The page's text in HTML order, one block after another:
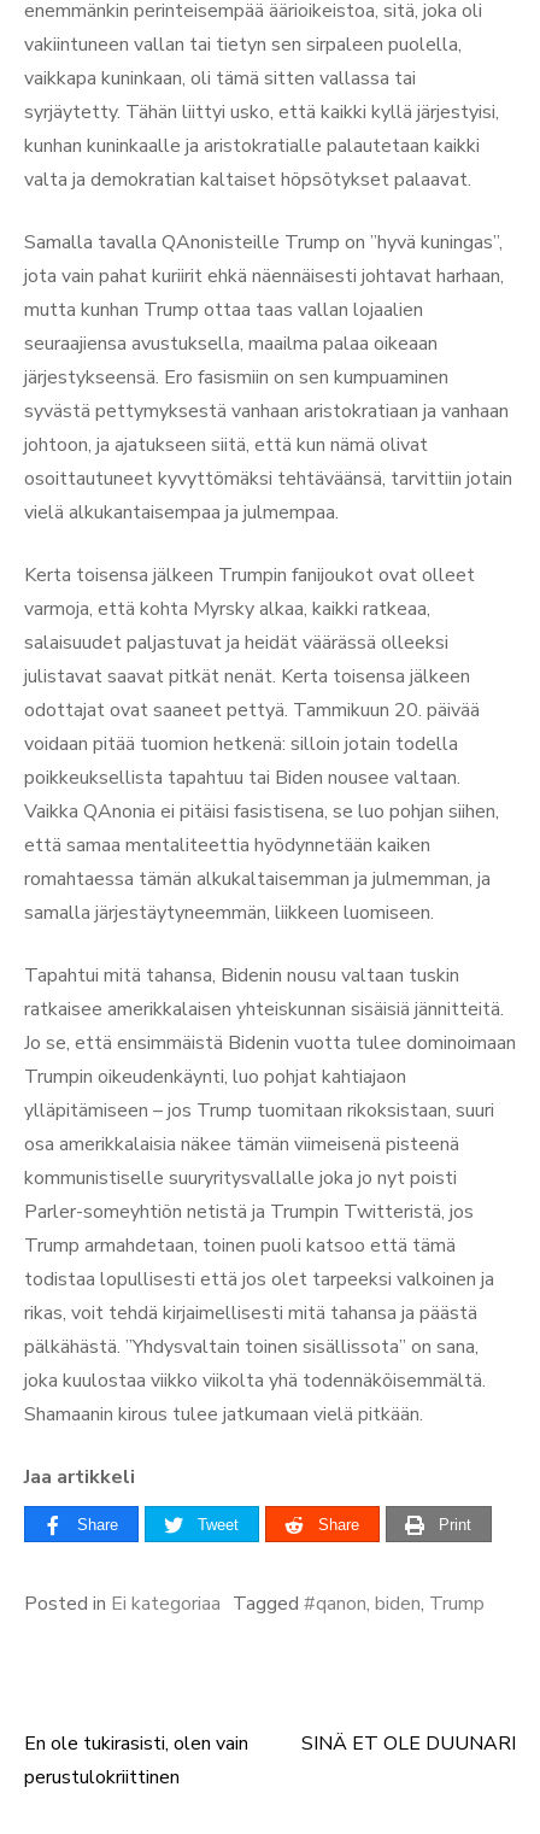
enemmänkin perinteisempää äärioikeistoa, sitä, joka oli
vakiintuneen vallan tai tietyn sen sirpaleen puolella,
vaikkapa kuninkaan, oli tämä sitten vallassa tai
syrjäytetty. Tähän liittyi usko, että kaikki kyllä järjestyisi,
kunhan kuninkaalle ja aristokratialle palautetaan kaikki
valta ja demokratian kaltaiset höpsötykset palaavat.
Samalla tavalla QAnonisteille Trump on ”hyvä kuningas”,
jota vain pahat kuriirit ehkä näennäisesti johtavat harhaan,
mutta kunhan Trump ottaa taas vallan lojaalien
seuraajiensa avustuksella, maailma palaa oikeaan
järjestykseensä. Ero fasismiin on sen kumpuaminen
syvästä pettymyksestä vanhaan aristokratiaan ja vanhaan
johtoon, ja ajatukseen siitä, että kun nämä olivat
osoittautuneet kyvyttömäksi tehtäväänsä, tarvittiin jotain
vielä alkukantaisempaa ja julmempaa.
Kerta toisensa jälkeen Trumpin fanijoukot ovat olleet
varmoja, että kohta Myrsky alkaa, kaikki ratkeaa,
salaisuudet paljastuvat ja heidät väärässä olleeksi
julistavat saavat pitkät nenät. Kerta toisensa jälkeen
odottajat ovat saaneet pettyä. Tammikuun 20. päivää
voidaan pitää tuomion hetkenä: silloin jotain todella
poikkeuksellista tapahtuu tai Biden nousee valtaan.
Vaikka QAnonia ei pitäisi fasistisena, se luo pohjan siihen,
että samaa mentaliteettia hyödynnetään kaiken
romahtaessa tämän alkukaltaisemman ja julmemman, ja
samalla järjestäytyneemmän, liikkeen luomiseen.
Tapahtui mitä tahansa, Bidenin nousu valtaan tuskin
ratkaisee amerikkalaisen yhteiskunnan sisäisiä jännitteitä.
Jo se, että ensimmäistä Bidenin vuotta tulee dominoimaan
Trumpin oikeudenkäynti, luo pohjat kahtiajaon
ylläpitämiseen – jos Trump tuomitaan rikoksistaan, suuri
osa amerikkalaisia näkee tämän viimeisenä pisteenä
kommunistiselle suuryritysvallalle joka jo nyt poisti
Parler-someyhtiön netistä ja Trumpin Twitteristä, jos
Trump armahdetaan, toinen puoli katsoo että tämä
todistaa lopullisesti että jos olet tarpeeksi valkoinen ja
rikas, voit tehdä kirjaimellisesti mitä tahansa ja päästä
pälkähästä. ”Yhdysvaltain toinen sisällissota” on sana,
joka kuulostaa viikko viikolta yhä todennäköisemmältä.
Shamaanin kirous tulee jatkumaan vielä pitkään.
Jaa artikkeli
Share Tweet Share Print
Posted in Ei kategoriaa Tagged #qanon, biden, Trump
Artikkelien
En ole tukirasisti, olen vain
perustulokriittinen
SINÄ ET OLE DUUNARI